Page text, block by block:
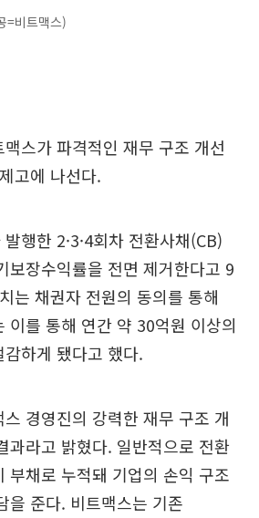
=비트맥스)
스가 파격적인 재무 구조 개선
고에 나선다.
행한 2·3·4회차 전환사채(CB)
보장수익률을 전면 제거한다고 9
는 채권자 전원의 동의를 통해
이를 통해 연간 약 30억원 이상의
하게 됐다고 했다.
경영진의 강력한 재무 구조 개
과라고 밝혔다. 일반적으로 전환
부채로 누적돼 기업의 손익 구조
을 준다. 비트맥스는 기존